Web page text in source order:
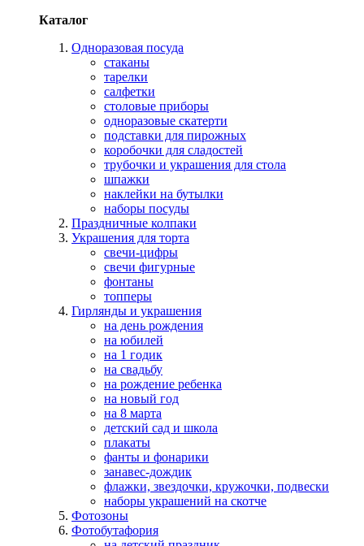
Каталог
Одноразовая посуда
стаканы
тарелки
салфетки
столовые приборы
одноразовые скатерти
подставки для пирожных
коробочки для сладостей
трубочки и украшения для стола
шпажки
наклейки на бутылки
наборы посуды
Праздничные колпаки
Украшения для торта
свечи-цифры
свечи фигурные
фонтаны
топперы
Гирлянды и украшения
на день рождения
на юбилей
на 1 годик
на свадьбу
на рождение ребенка
на новый год
на 8 марта
детский сад и школа
плакаты
фанты и фонарики
занавес-дождик
флажки, звездочки, кружочки, подвески
наборы украшений на скотче
Фотозоны
Фотобутафория